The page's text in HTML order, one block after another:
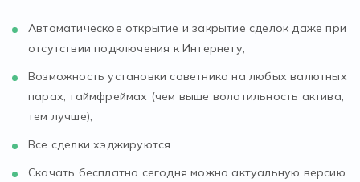
Автоматическое открытие и закрытие сделок даже при
отсутствии подключения к Интернету;
Возможность установки советника на любых валютных
парах, таймфреймах (чем выше волатильность актива,
тем лучше);
Все сделки хэджируются.
Скачать бесплатно сегодня можно актуальную версию